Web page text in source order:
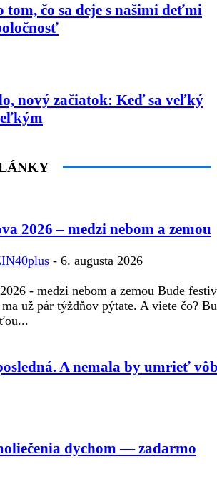
čo sa deje s našimi deťmi
nový začiatok: Keď sa veľký
2026 – medzi nebom a zemou
- 6. augusta 2026
- medzi nebom a zemou Bude
už pár týždňov pýtate. A viete čo?
A nemala by umrieť
dychom — zadarmo